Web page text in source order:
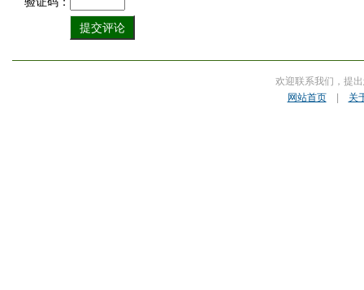
欢迎联系我们，提
网站首页| 关